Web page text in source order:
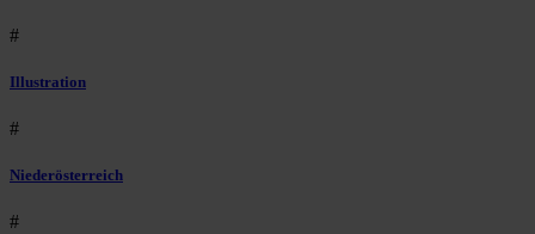
#
Illustration
#
Niederösterreich
#